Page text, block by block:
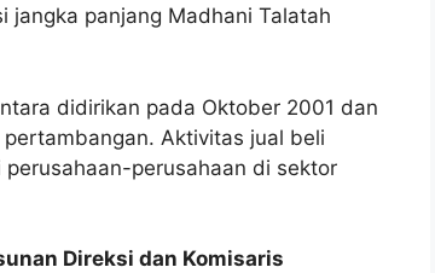
jangka panjang Madhani Talatah
didirikan pada Oktober 2001 dan
Aktivitas jual beli
perusahaan di sektor
Direksi dan Komisaris